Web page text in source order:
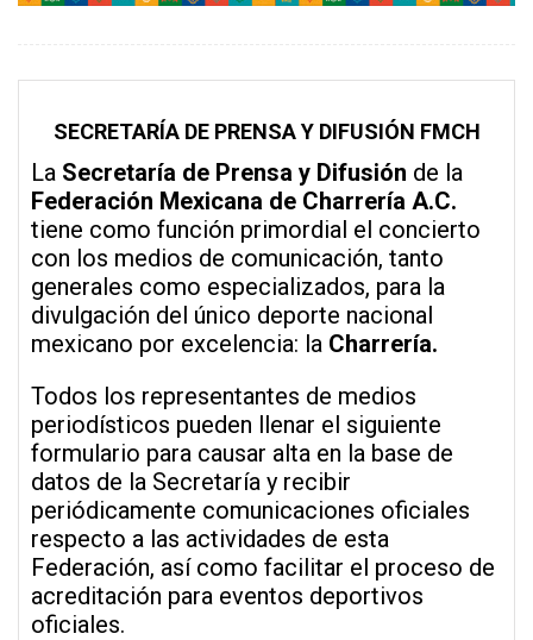
SECRETARÍA DE PRENSA Y DIFUSIÓN FMCH
La Secretaría de Prensa y Difusión de la
Federación Mexicana de Charrería A.C.
tiene como función primordial el concierto
con los medios de comunicación, tanto
generales como especializados, para la
divulgación del único deporte nacional
mexicano por excelencia: la Charrería.
Todos los representantes de medios
periodísticos pueden llenar el siguiente
formulario para causar alta en la base de
datos de la Secretaría y recibir
periódicamente comunicaciones oficiales
respecto a las actividades de esta
Federación, así como facilitar el proceso de
acreditación para eventos deportivos
oficiales.